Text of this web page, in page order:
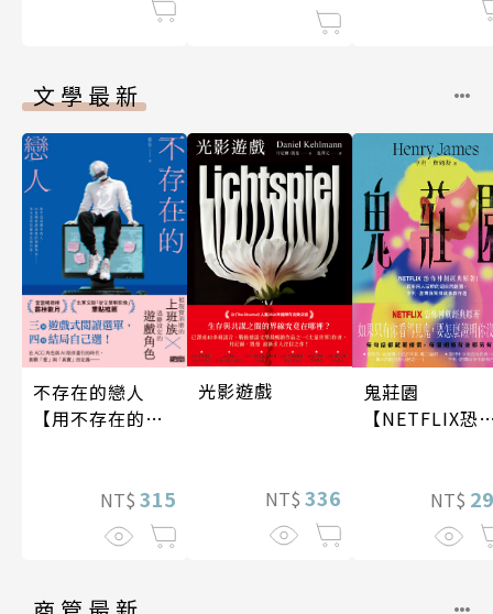
文學最新
不存在的戀人
【用不存在的
NT$ 315
光影遊戲
NT$ 336
鬼莊園
【NETFLIX恐
NT$